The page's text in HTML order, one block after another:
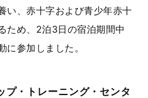
い、赤十字および青少年赤十
ため、2泊3日の宿泊期間中
に参加しました。
・トレーニング・センタ